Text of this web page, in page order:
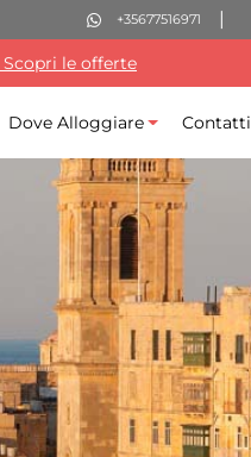
+35677516971
Scopri le offerte
Dove Alloggiare Contatti